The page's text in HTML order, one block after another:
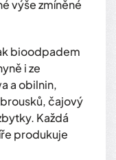
výše zmíněné
bioodpadem
i ze
a obilnin,
čajový
Každá
produkuje